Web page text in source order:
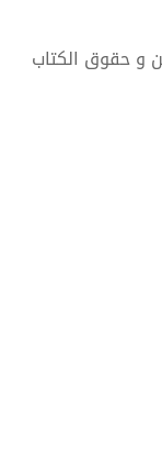
و حقوق الكتاب